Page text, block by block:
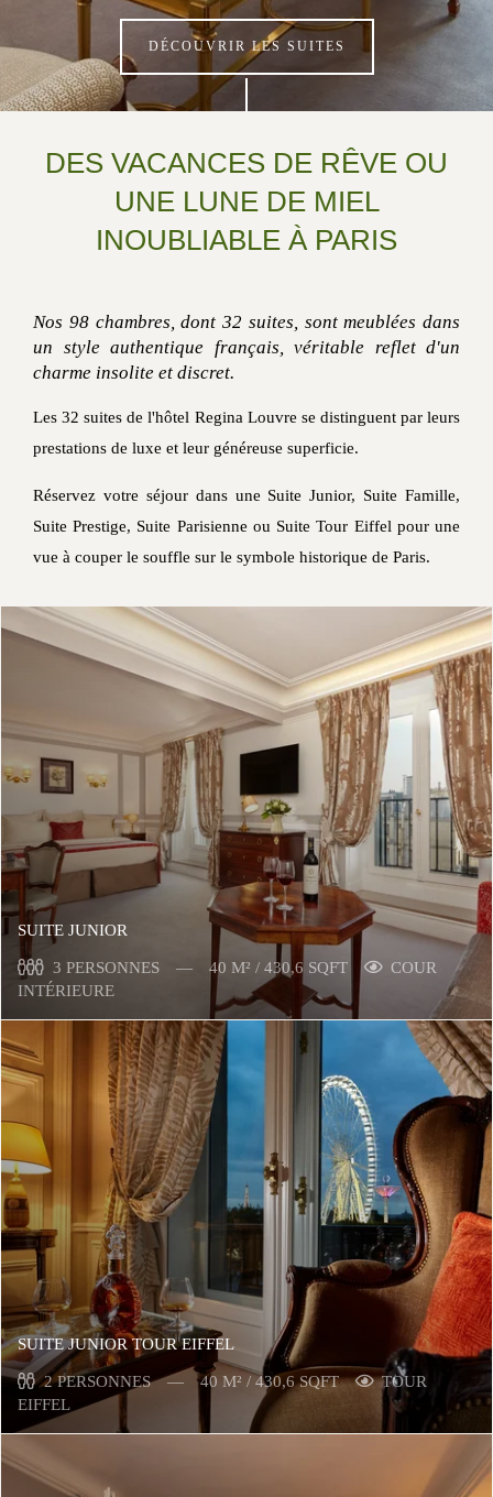
DÉCOUVRIR LES SUITES
DES VACANCES DE RÊVE OU
UNE LUNE DE MIEL
INOUBLIABLE À PARIS
Nos 98 chambres, dont 32 suites, sont meublées dans
un style authentique français, véritable reflet d'un
charme insolite et discret.
Les 32 suites de l'hôtel Regina Louvre se distinguent par leurs
prestations de luxe et leur généreuse superficie.
Réservez votre séjour dans une Suite Junior, Suite Famille,
Suite Prestige, Suite Parisienne ou Suite Tour Eiffel pour une
vue à couper le souffle sur le symbole historique de Paris.
SUITE JUNIOR
3 PERSONNES 40 M² / 430,6 SQFT
COUR
INTÉRIEURE
SUITE JUNIOR TOUR EIFFEL
2 PERSONNES 40 M² / 430,6 SQFT
TOUR
EIFFEL